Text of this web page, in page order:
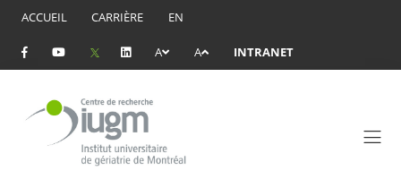
ACCUEIL CARRIÈRE EN
A A INTRANET